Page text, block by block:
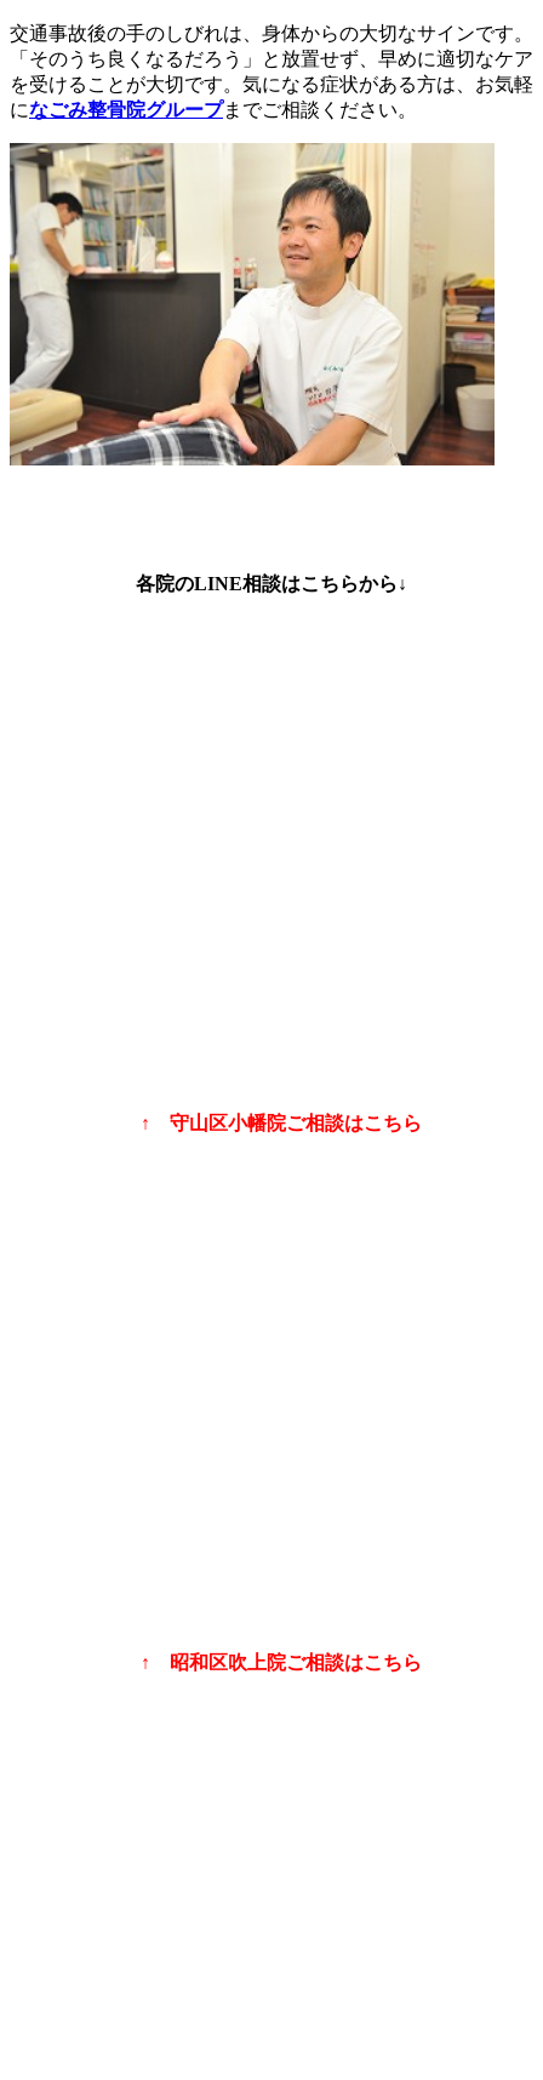
交通事故後の手のしびれは、身体からの大切なサインです。
「そのうち良くなるだろう」と放置せず、早めに適切なケア
を受けることが大切です。気になる症状がある方は、お気軽
になごみ整骨院グループまでご相談ください。
各院のLINE相談はこちらから↓
↑ 守山区小幡院ご相談はこちら
↑ 昭和区吹上院ご相談はこちら